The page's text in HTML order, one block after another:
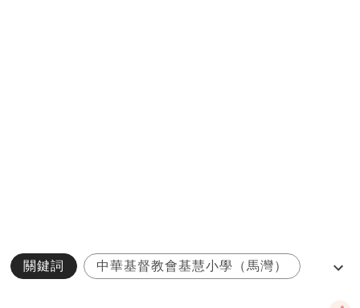
關鍵詞 中華基督教會基慧小學（馬灣）